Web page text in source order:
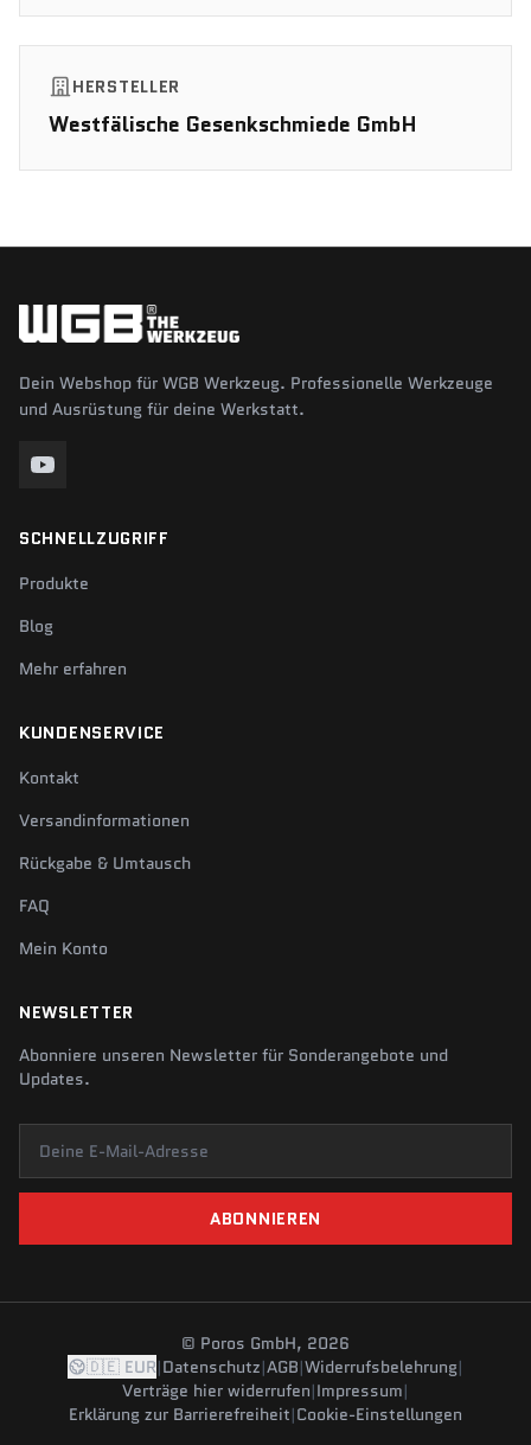
HERSTELLER
Westfälische Gesenkschmiede GmbH
Dein Webshop für WGB Werkzeug. Professionelle Werkzeuge
und Ausrüstung für deine Werkstatt.
SCHNELLZUGRIFF
Produkte
Blog
Mehr erfahren
KUNDENSERVICE
Kontakt
Versandinformationen
Rückgabe & Umtausch
FAQ
Mein Konto
NEWSLETTER
Abonniere unseren Newsletter für Sonderangebote und
Updates.
Deine E-Mail-Adresse
ABONNIEREN
© Poros GmbH, 2026
🇩🇪 EUR|Datenschutz|AGB|Widerrufsbelehrung|
Verträge hier widerrufen|Impressum|
Erklärung zur Barrierefreiheit|Cookie-Einstellungen